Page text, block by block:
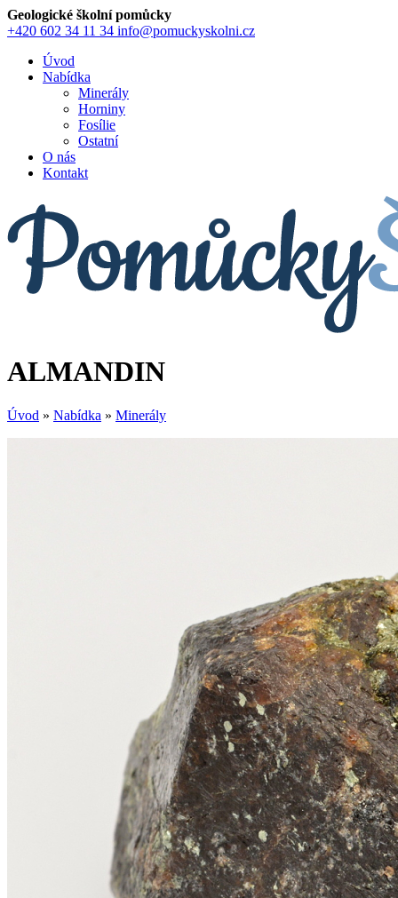
Geologické školní pomůcky
+420 602 34 11 34 info@pomuckyskolni.cz
Úvod
Nabídka
Minerály
Horniny
Fosílie
Ostatní
O nás
Kontakt
ALMANDIN
Úvod » Nabídka » Minerály